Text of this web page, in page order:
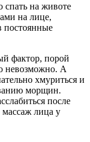
спать на животе
на лице,
постоянные
фактор, порой
невозможно. А
хмуриться и
морщин.
после
массаж лица у